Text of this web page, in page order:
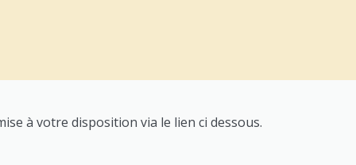
à votre disposition via le lien ci dessous.